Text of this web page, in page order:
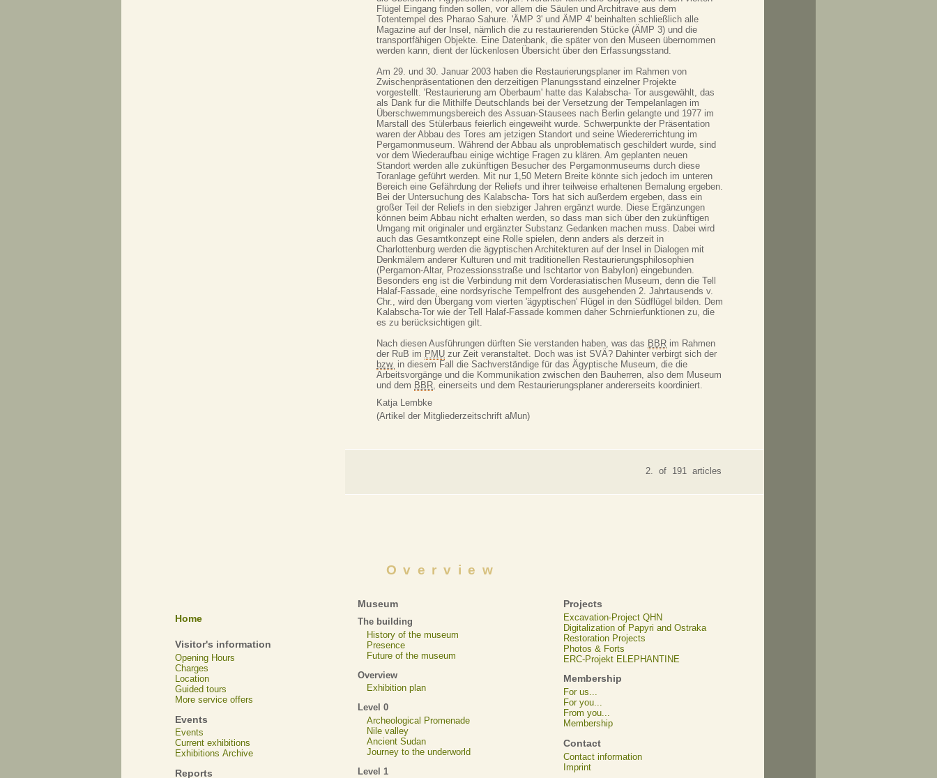
Flügel Eingang finden sollen, vor allem die Säulen und Architrave aus dem
Totentempel des Pharao Sahure. 'ÄMP 3' und ÄMP 4' beinhalten schließlich alle
Magazine auf der Insel, nämlich die zu restaurierenden Stücke (ÄMP 3) und die
transportfähigen Objekte. Eine Datenbank, die später von den Museen übernommen
werden kann, dient der lückenlosen Übersicht über den Erfassungsstand.
Am 29. und 30. Januar 2003 haben die Restaurierungsplaner im Rahmen von
Zwischenpräsentationen den derzeitigen Planungsstand einzelner Projekte
vorgestellt. 'Restaurierung am Oberbaum' hatte das Kalabscha- Tor ausgewählt, das
als Dank fur die Mithilfe Deutschlands bei der Versetzung der Tempelanlagen im
Überschwemmungsbereich des Assuan-Stausees nach Berlin gelangte und 1977 im
Marstall des Stülerbaus feierlich eingeweiht wurde. Schwerpunkte der Präsentation
waren der Abbau des Tores am jetzigen Standort und seine Wiedererrichtung im
Pergamonmuseum. Während der Abbau als unproblematisch geschildert wurde, sind
vor dem Wiederaufbau einige wichtige Fragen zu klären. Am geplanten neuen
Standort werden alle zukünftigen Besucher des Pergamonmuseurns durch diese
Toranlage geführt werden. Mit nur 1,50 Metern Breite könnte sich jedoch im unteren
Bereich eine Gefährdung der Reliefs und ihrer teilweise erhaltenen Bemalung ergeben.
Bei der Untersuchung des Kalabscha- Tors hat sich außerdem ergeben, dass ein
großer Teil der Reliefs in den siebziger Jahren ergänzt wurde. Diese Ergänzungen
können beim Abbau nicht erhalten werden, so dass man sich über den zukünftigen
Umgang mit originaler und ergänzter Substanz Gedanken machen muss. Dabei wird
auch das Gesamtkonzept eine Rolle spielen, denn anders als derzeit in
Charlottenburg werden die ägyptischen Architekturen auf der Insel in Dialogen mit
Denkmälern anderer Kulturen und mit traditionellen Restaurierungsphilosophien
(Pergamon-Altar, Prozessionsstraße und Ischtartor von BabyIon) eingebunden.
Besonders eng ist die Verbindung mit dem Vorderasiatischen Museum, denn die Tell
Halaf-Fassade, eine nordsyrische Tempelfront des ausgehenden 2. Jahrtausends v.
Chr., wird den Übergang vom vierten 'ägyptischen' Flügel in den Südflügel bilden. Dem
Kalabscha-Tor wie der Tell Halaf-Fassade kommen daher Schrnierfunktionen zu, die
es zu berücksichtigen gilt.
Nach diesen Ausführungen dürften Sie verstanden haben, was das BBR im Rahmen
der RuB im PMU zur Zeit veranstaltet. Doch was ist SVÄ? Dahinter verbirgt sich der
bzw. in diesem Fall die Sachverständige für das Ägyptische Museum, die die
Arbeitsvorgänge und die Kommunikation zwischen den Bauherren, also dem Museum
und dem BBR , einerseits und dem Restaurierungsplaner andererseits koordiniert.
Katja Lembke
(Artikel der Mitgliederzeitschrift aMun)
2. of 191 articles
Overview
Home
Visitor's information
Opening Hours
Charges
Location
Guided tours
More service offers
Events
Events
Current exhibitions
Exhibitions Archive
Reports
Museum
The building
History of the museum
Presence
Future of the museum
Overview
Exhibition plan
Level 0
Archeological Promenade
Nile valley
Ancient Sudan
Journey to the underworld
Level 1
Projects
Excavation-Project QHN
Digitalization of Papyri and Ostraka
Restoration Projects
Photos & Forts
ERC-Projekt ELEPHANTINE
Membership
For us...
For you...
From you...
Membership
Contact
Contact information
Imprint